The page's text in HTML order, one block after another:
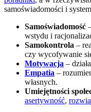
samoświadomości i
Samoświadomość
wstydu i
Samokontrola –
czy wycofywanie
Motywacja –
Empatia –
własnych.
Umiejętności
asertywność,